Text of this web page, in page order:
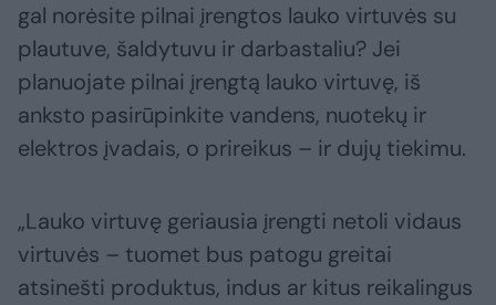
gal norėsite pilnai įrengtos lauko virtuvės su
plautuve, šaldytuvu ir darbastaliu? Jei
planuojate pilnai įrengtą lauko virtuvę, iš
anksto pasirūpinkite vandens, nuotekų ir
elektros įvadais, o prireikus – ir dujų tiekimu.
„Lauko virtuvę geriausia įrengti netoli vidaus
virtuvės – tuomet bus patogu greitai
atsinešti produktus, indus ar kitus reikalingus